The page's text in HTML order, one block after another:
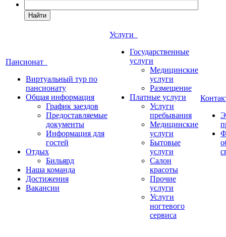
Найти
Пансионат
Виртуальный тур по
пансионату
Общая информация
График заездов
Предоставляемые
документы
Информация для
гостей
Отдых
Бильярд
Наша команда
Достижения
Вакансии
Услуги
Государственные
услуги
Медицинские
услуги
Размещение
Платные услуги
Услуги
пребывания
Медицинские
услуги
Бытовые
услуги
Салон
красоты
Прочие
услуги
Услуги
ногтевого
сервиса